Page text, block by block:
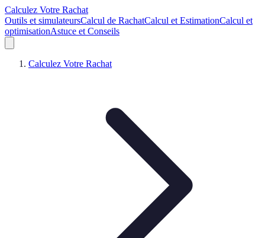
Calculez Votre Rachat
Outils et simulateursCalcul de RachatCalcul et EstimationCalcul et
optimisationAstuce et Conseils
Calculez Votre Rachat